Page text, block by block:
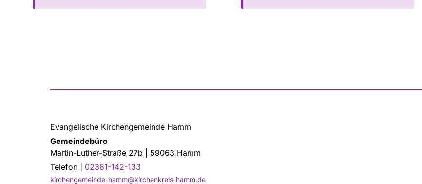
Evangelische Kirchengemeinde Hamm
Gemeindebüro
Martin-Luther-Straße 27b | 59063 Hamm
Telefon | 02381-142-133
kirchengemeinde-hamm@kirchenkreis-hamm.de